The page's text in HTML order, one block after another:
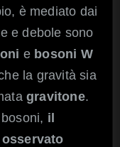
è mediato dai
e debole sono
e bosoni W
la gravità sia
gravitone.
il